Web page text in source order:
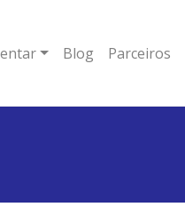
Blog Parceiros